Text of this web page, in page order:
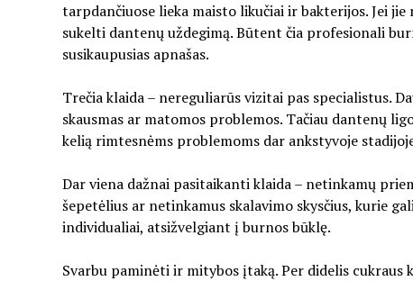
tarpdančiuose lieka maisto likučiai ir bakterijos. Jei
sukelti dantenų uždegimą. Būtent čia profesionali
susikaupusias apnašas.
Trečia klaida – nereguliarūs vizitai pas specialistus.
skausmas ar matomos problemos. Tačiau dantenų
kelią rimtesnėms problemoms dar ankstyvoje
Dar viena dažnai pasitaikanti klaida – netinkamų
šepetėlius ar netinkamus skalavimo skysčius, kurie
individualiai, atsižvelgiant į burnos būklę.
Svarbu paminėti ir mitybos įtaką. Per didelis